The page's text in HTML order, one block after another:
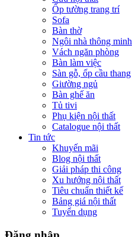
Ốp tường trang trí
Sofa
Bàn thờ
Ngôi nhà thông minh
Vách ngăn phòng
Bàn làm việc
Sàn gỗ, ốp cầu thang
Giường ngủ
Bàn ghế ăn
Tủ tivi
Phụ kiện nội thất
Catalogue nội thất
Tin tức
Khuyến mãi
Blog nội thất
Giải pháp thi công
Xu hướng nội thất
Tiêu chuẩn thiết kế
Bảng giá nội thất
Tuyển dụng